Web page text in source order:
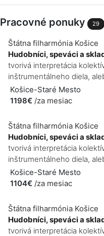
Pracovné ponuky 29
Štátna filharmónia Košice
Hudobníci, speváci a
tvorivá interpretácia
inštrumentálneho diela,
Košice-Staré Mesto
1198€ /za mesiac
Štátna filharmónia Košice
Hudobníci, speváci a
tvorivá interpretácia
inštrumentálneho diela,
Košice-Staré Mesto
1104€ /za mesiac
Štátna filharmónia Košice
Hudobníci, speváci a
tvorivá interpretácia